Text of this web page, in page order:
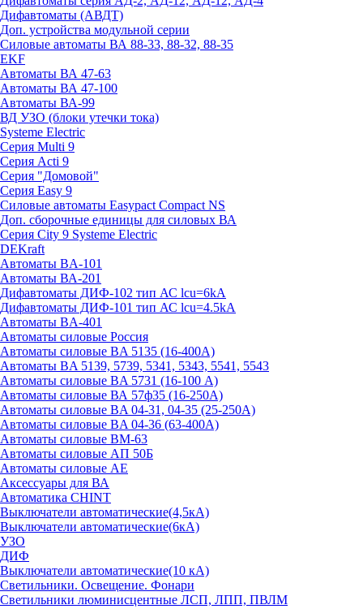
Дифавтоматы (АВДТ)
Доп. устройства модульной серии
Силовые автоматы ВА 88-33, 88-32, 88-35
EKF
Автоматы ВА 47-63
Автоматы ВА 47-100
Автоматы ВА-99
ВД УЗО (блоки утечки тока)
Systeme Electric
Серия Multi 9
Серия Acti 9
Серия "Домовой"
Серия Easy 9
Силовые автоматы Easypact Compact NS
Доп. сборочные единицы для силовых ВА
Серия City 9 Systeme Electric
DEKraft
Автоматы BA-101
Автоматы ВА-201
Дифавтоматы ДИФ-102 тип АС lcu=6kA
Дифавтоматы ДИФ-101 тип АС lcu=4.5kA
Автоматы BA-401
Автоматы силовые Россия
Автоматы силовые BA 5135 (16-400А)
Автоматы BA 5139, 5739, 5341, 5343, 5541, 5543
Автоматы силовые BA 5731 (16-100 А)
Автоматы силовые ВА 57ф35 (16-250А)
Автоматы силовые BA 04-31, 04-35 (25-250А)
Автоматы силовые BA 04-36 (63-400А)
Автоматы силовые ВМ-63
Автоматы силовые АП 50Б
Автоматы силовые АЕ
Аксессуары для ВА
Автоматика CHINT
Выключатели автоматические(4,5кА)
Выключатели автоматические(6кА)
УЗО
ДИФ
Выключатели автоматические(10 кА)
Светильники. Освещение. Фонари
Светильники люминисцентные ЛСП, ЛПП, ПВЛМ